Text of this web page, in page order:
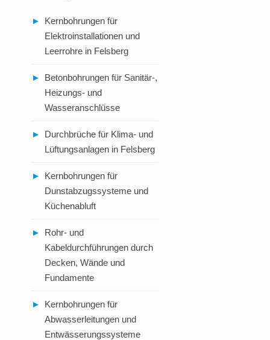
►
Kernbohrungen für
Elektroinstallationen und
Leerrohre in Felsberg
►
Betonbohrungen für Sanitär-,
Heizungs- und
Wasseranschlüsse
►
Durchbrüche für Klima- und
Lüftungsanlagen in Felsberg
►
Kernbohrungen für
Dunstabzugssysteme und
Küchenabluft
►
Rohr- und
Kabeldurchführungen durch
Decken, Wände und
Fundamente
►
Kernbohrungen für
Abwasserleitungen und
Entwässerungssysteme